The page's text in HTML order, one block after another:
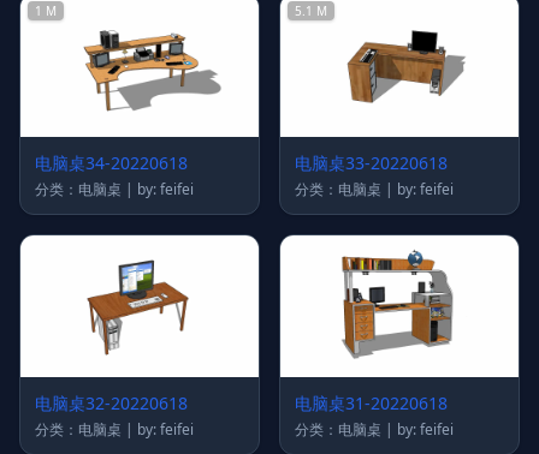
1 M
电脑桌34-20220618
分类：电脑桌 | by: feifei
5.1 M
电脑桌33-20220618
分类：电脑桌 | by: feifei
电脑桌32-20220618
分类：电脑桌 | by: feifei
电脑桌31-20220618
分类：电脑桌 | by: feifei